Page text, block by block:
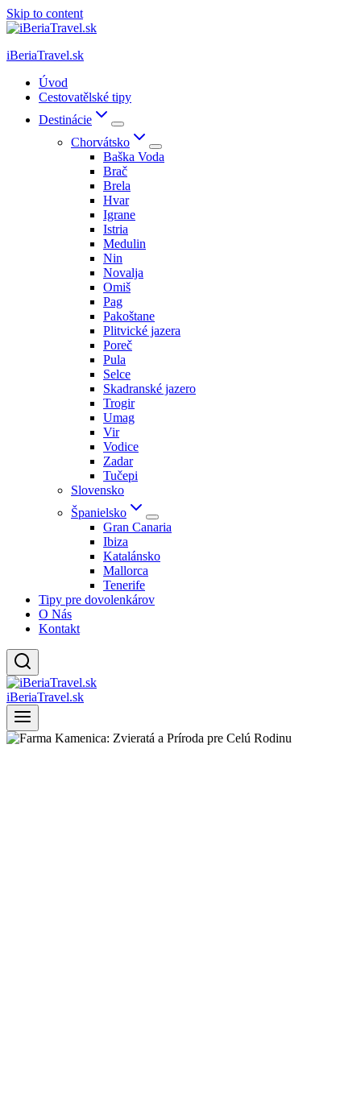
Skip to content
iBeriaTravel.sk
Úvod
Cestovatělské tipy
Destinácie
Chorvátsko
Baška Voda
Brač
Brela
Hvar
Igrane
Istria
Medulin
Nin
Novalja
Omiš
Pag
Pakoštane
Plitvické jazera
Poreč
Pula
Selce
Skadranské jazero
Trogir
Umag
Vir
Vodice
Zadar
Tučepi
Slovensko
Španielsko
Gran Canaria
Ibiza
Katalánsko
Mallorca
Tenerife
Tipy pre dovolenkárov
O Nás
Kontakt
iBeriaTravel.sk